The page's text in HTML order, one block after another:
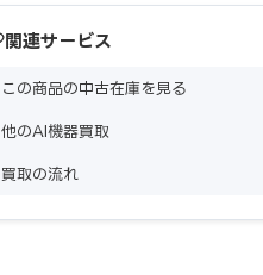
関連サービス
この商品の中古在庫を見る
他のAI機器買取
買取の流れ